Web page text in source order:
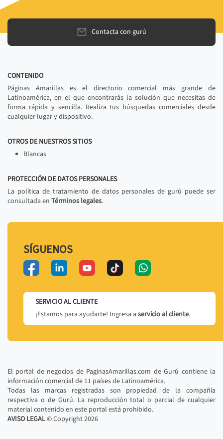
Contacta con gurú
CONTENIDO
Páginas Amarillas es el directorio comercial más grande de
Latinoamérica, en el que encontrarás la solución que necesitas de
forma rápida y sencilla. Realiza tus búsquedas comerciales desde
cualquier lugar y dispositivo.
OTROS DE NUESTROS SITIOS
Blancas
PROTECCIÓN DE DATOS PERSONALES
La política de tratamiento de datos personales de gurú puede ser
consultada en Términos legales.
SÍGUENOS
SERVICIO AL CLIENTE
¡Estamos para ayudarte! Ingresa a servicio al cliente.
El portal de negocios de PaginasAmarillas.com de Gurú contiene la
información comercial de 11 países de Latinoamérica.
Todas las marcas registradas son propiedad de la compañía
respectiva o de Gurú. La reproducción total o parcial de cualquier
material contenido en este portal está prohibido.
AVISO LEGAL© Copyright2026